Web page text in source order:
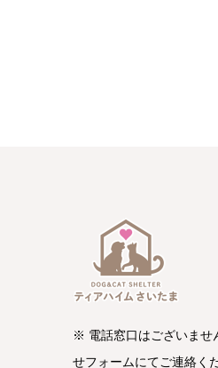
※ 電話窓口はございませ
せフォームにてご連絡く